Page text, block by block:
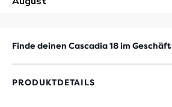
Finde deinen Cascadia 18 im Geschäft
PRODUKTDETAILS